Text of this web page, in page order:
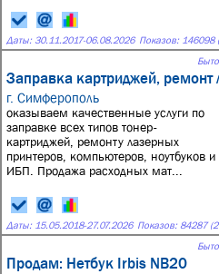
Даты: 30.11.2017-06.08.2026 Показов: 146098
Заправка картриджей, ремонт
г. Симферополь
оказываем качественные услуги по
заправке всех типов тонер-
картриджей, ремонту лазерных
принтеров, компьютеров, ноутбуков и
ИБП. Продажа расходных мат...
Даты: 15.05.2018-27.07.2026 Показов: 84287
Продам: Нетбук Irbis NB20